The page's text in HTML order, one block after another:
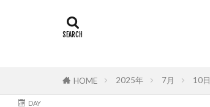
HOME 2025年 7月 10日
DAY